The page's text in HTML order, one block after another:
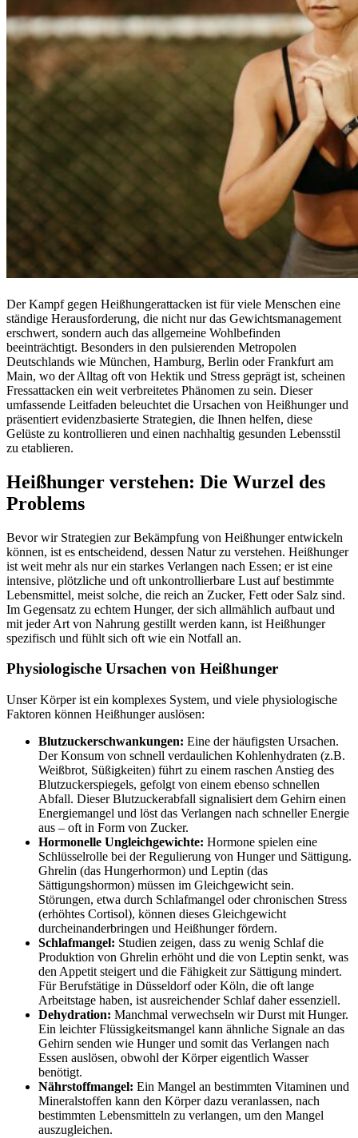
Der Kampf gegen Heißhungerattacken ist für viele Menschen eine
ständige Herausforderung, die nicht nur das Gewichtsmanagement
erschwert, sondern auch das allgemeine Wohlbefinden
beeinträchtigt. Besonders in den pulsierenden Metropolen
Deutschlands wie München, Hamburg, Berlin oder Frankfurt am
Main, wo der Alltag oft von Hektik und Stress geprägt ist, scheinen
Fressattacken ein weit verbreitetes Phänomen zu sein. Dieser
umfassende Leitfaden beleuchtet die Ursachen von Heißhunger und
präsentiert evidenzbasierte Strategien, die Ihnen helfen, diese
Gelüste zu kontrollieren und einen nachhaltig gesunden Lebensstil
zu etablieren.
Heißhunger verstehen: Die Wurzel des
Problems
Bevor wir Strategien zur Bekämpfung von Heißhunger entwickeln
können, ist es entscheidend, dessen Natur zu verstehen. Heißhunger
ist weit mehr als nur ein starkes Verlangen nach Essen; er ist eine
intensive, plötzliche und oft unkontrollierbare Lust auf bestimmte
Lebensmittel, meist solche, die reich an Zucker, Fett oder Salz sind.
Im Gegensatz zu echtem Hunger, der sich allmählich aufbaut und
mit jeder Art von Nahrung gestillt werden kann, ist Heißhunger
spezifisch und fühlt sich oft wie ein Notfall an.
Physiologische Ursachen von Heißhunger
Unser Körper ist ein komplexes System, und viele physiologische
Faktoren können Heißhunger auslösen:
Blutzuckerschwankungen: Eine der häufigsten Ursachen.
Der Konsum von schnell verdaulichen Kohlenhydraten (z.B.
Weißbrot, Süßigkeiten) führt zu einem raschen Anstieg des
Blutzuckerspiegels, gefolgt von einem ebenso schnellen
Abfall. Dieser Blutzuckerabfall signalisiert dem Gehirn einen
Energiemangel und löst das Verlangen nach schneller Energie
aus – oft in Form von Zucker.
Hormonelle Ungleichgewichte: Hormone spielen eine
Schlüsselrolle bei der Regulierung von Hunger und Sättigung.
Ghrelin (das Hungerhormon) und Leptin (das
Sättigungshormon) müssen im Gleichgewicht sein.
Störungen, etwa durch Schlafmangel oder chronischen Stress
(erhöhtes Cortisol), können dieses Gleichgewicht
durcheinanderbringen und Heißhunger fördern.
Schlafmangel: Studien zeigen, dass zu wenig Schlaf die
Produktion von Ghrelin erhöht und die von Leptin senkt, was
den Appetit steigert und die Fähigkeit zur Sättigung mindert.
Für Berufstätige in Düsseldorf oder Köln, die oft lange
Arbeitstage haben, ist ausreichender Schlaf daher essenziell.
Dehydration: Manchmal verwechseln wir Durst mit Hunger.
Ein leichter Flüssigkeitsmangel kann ähnliche Signale an das
Gehirn senden wie Hunger und somit das Verlangen nach
Essen auslösen, obwohl der Körper eigentlich Wasser
benötigt.
Nährstoffmangel: Ein Mangel an bestimmten Vitaminen und
Mineralstoffen kann den Körper dazu veranlassen, nach
bestimmten Lebensmitteln zu verlangen, um den Mangel
auszugleichen.